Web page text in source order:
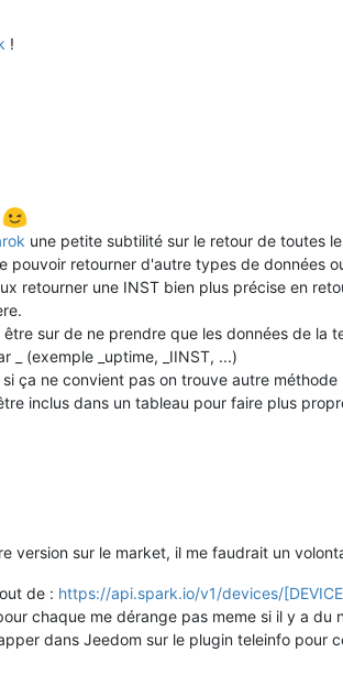
!
une petite subtilité sur le retour de toutes
pouvoir retourner d'autre types de données
retourner une INST bien plus précise en
sur de ne prendre que les données de la
_ (exemple _uptime, _IINST, ...)
ça ne convient pas on trouve autre
inclus dans un tableau pour faire plus
version sur le market, il me faudrait un
de : https://api.spark.io/v1/devices/
chaque me dérange pas meme si il y a
dans Jeedom sur le plugin teleinfo pour